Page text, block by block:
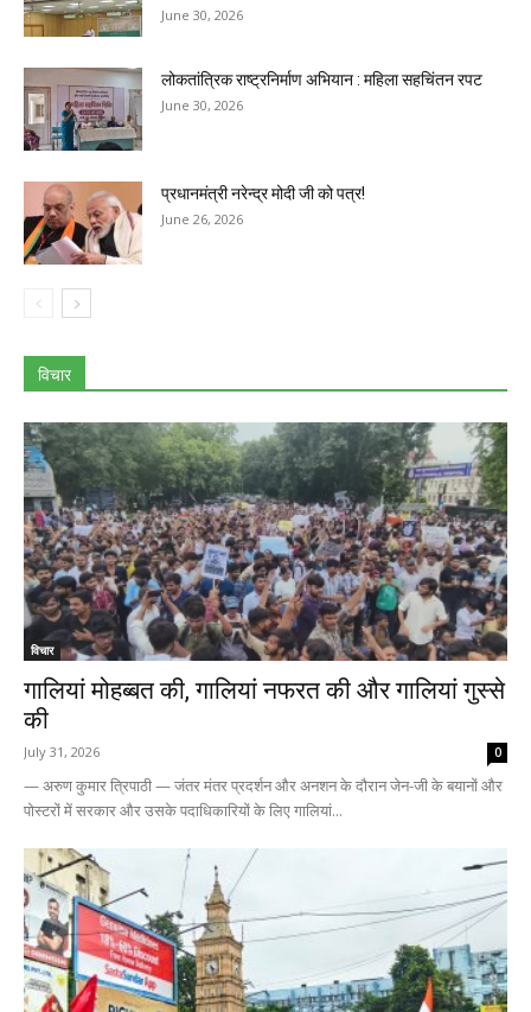
June 30, 2026
लोकतांत्रिक राष्ट्रनिर्माण अभियान : महिला सहचिंतन रपट
June 30, 2026
प्रधानमंत्री नरेन्द्र मोदी जी को पत्र!
June 26, 2026
विचार
विचार
गालियां मोहब्बत की, गालियां नफरत की और गालियां गुस्से
की
July 31, 2026 0
— अरुण कुमार त्रिपाठी — जंतर मंतर प्रदर्शन और अनशन के दौरान जेन-जी के बयानों और
पोस्टरों में सरकार और उसके पदाधिकारियों के लिए गालियां...